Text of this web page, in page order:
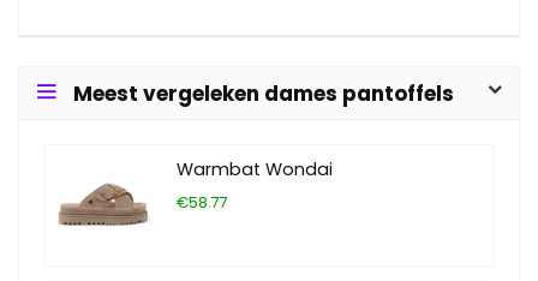
Meest vergeleken dames pantoffels
Warmbat Wondai
€58.77